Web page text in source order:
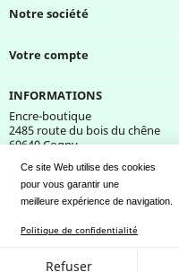
Ce site Web utilise des cookies
pour vous garantir une
meilleure expérience de navigation.
Politique de confidentialité
Refuser
Notre société
Votre compte
INFORMATIONS
Encre-boutique
2485 route du bois du chêne
69640 Cogny